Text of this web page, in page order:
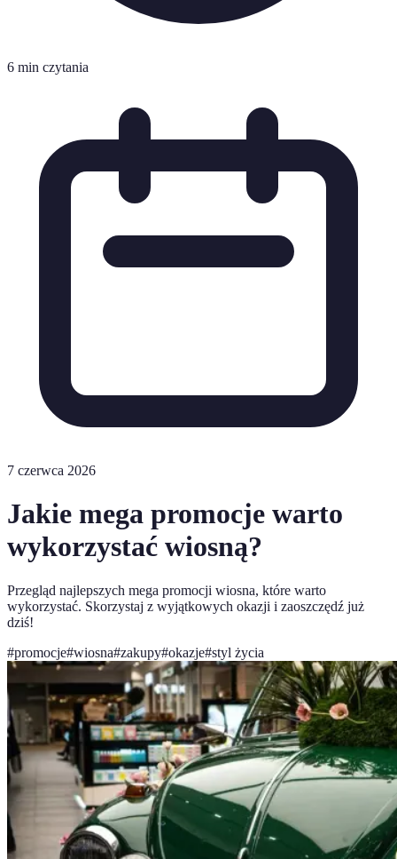
6 min czytania
7 czerwca 2026
Jakie mega promocje warto
wykorzystać wiosną?
Przegląd najlepszych mega promocji wiosna, które warto
wykorzystać. Skorzystaj z wyjątkowych okazji i zaoszczędź już
dziś!
#promocje#wiosna#zakupy#okazje#styl życia